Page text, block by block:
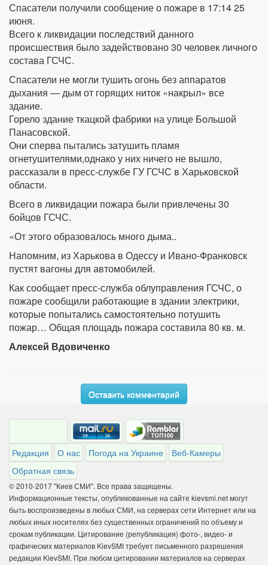
Спасатели получили сообщение о пожаре в 17:14 25
июня.
Всего к ликвидации последствий данного
происшествия было задействовано 30 человек личного
состава ГСЧС.
Спасатели не могли тушить огонь без аппаратов
дыхания — дым от горящих ниток «накрыл» все
здание.
Горело здание ткацкой фабрики на улице Большой
Панасовской.
Они сперва пытались затушить пламя
огнетушителями,однако у них ничего не вышло,
рассказали в пресс-службе ГУ ГСЧС в Харьковской
области.
Всего в ликвидации пожара были привлечены 30
бойцов ГСЧС.
«От этого образовалось много дыма..
Напомним, из Харькова в Одессу и Ивано-Франковск
пустят вагоны для автомобилей.
Как сообщает пресс-служба облуправления ГСЧС, о
пожаре сообщили работающие в здании электрики,
которые попытались самостоятельно потушить
пожар… Общая площадь пожара составила 80 кв. м.
Алексей Вдовиченко
Оставить комментарий
Редакция О нас Погода на Украине
Веб-Камеры
Обратная связь
© 2010-2017 "Киев СМИ". Все права защищены.
Информационные тексты, опубликованные на сайте kievsmi.net могут
быть воспроизведены в любых СМИ, на серверах сети Интернет или на
любых иных носителях без существенных ограничений по объему и
срокам публикации. Цитирование (републикация) фото-, видео- и
графических материалов KievSMI требует письменного разрешения
редакции KievSMI. При любом цитировании материалов на серверах